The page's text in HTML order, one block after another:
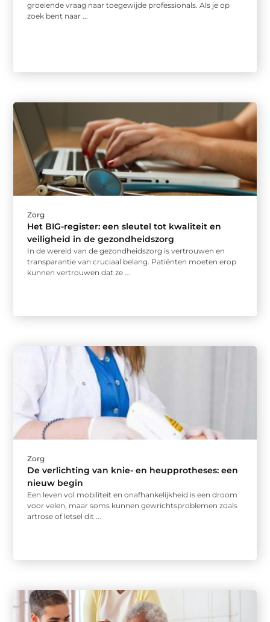
groeiende vraag naar toegewijde professionals. Als je op
zoek bent naar ...
Zorg
Het BIG-register: een sleutel tot kwaliteit en
veiligheid in de gezondheidszorg
In de wereld van de gezondheidszorg is vertrouwen en
transparantie van cruciaal belang. Patiënten moeten erop
kunnen vertrouwen dat ze ...
Zorg
De verlichting van knie- en heupprotheses: een
nieuw begin
Een leven vol mobiliteit en onafhankelijkheid is een droom
voor velen, maar soms kunnen gewrichtsproblemen zoals
artrose of letsel dit ...